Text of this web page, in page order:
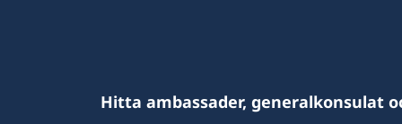
Hitta ambassader, generalkonsulat